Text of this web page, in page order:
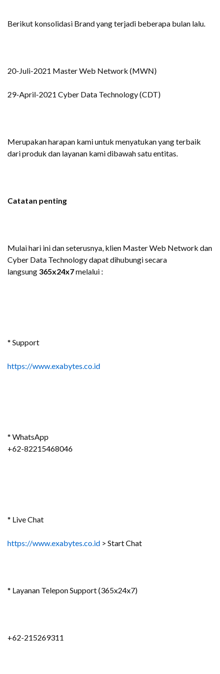
Berikut konsolidasi Brand yang terjadi beberapa bulan lalu.
20-Juli-2021 Master Web Network (MWN)
29-April-2021 Cyber Data Technology (CDT)
Merupakan harapan kami untuk menyatukan yang terbaik
dari produk dan layanan kami dibawah satu entitas.
Catatan penting
Mulai hari ini dan seterusnya, klien Master Web Network dan
Cyber Data Technology dapat dihubungi secara
langsung 365x24x7melalui :
* Support
https://www.exabytes.co.id
* WhatsApp
+62-82215468046
* Live Chat
https://www.exabytes.co.id > Start Chat
* Layanan Telepon Support (365x24x7)
+62-215269311